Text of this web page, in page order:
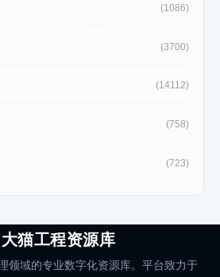
(1086)
(3700)
(14112)
(758)
(723)
大猫工程资源库
领域的专业数字化资源库。平台致力于